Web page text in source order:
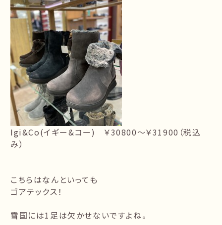
Igi&Co(イギー&コー) ￥30800～￥31900（税込
み）
こちらはなんといっても
ゴアテックス！
雪国には1足は欠かせないですよね。